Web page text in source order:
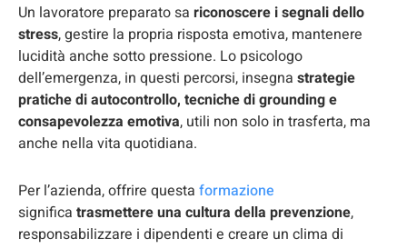
Un lavoratore preparato sa riconoscere i segnali dello
stress, gestire la propria risposta emotiva, mantenere
lucidità anche sotto pressione. Lo psicologo
dell’emergenza, in questi percorsi, insegna strategie
pratiche di autocontrollo, tecniche di grounding e
consapevolezza emotiva, utili non solo in trasferta, ma
anche nella vita quotidiana.
Per l’azienda, offrire questa formazione
significa trasmettere una cultura della prevenzione,
responsabilizzare i dipendenti e creare un clima di